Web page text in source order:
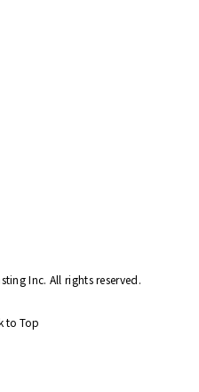
Inc. All rights reserved.
to Top